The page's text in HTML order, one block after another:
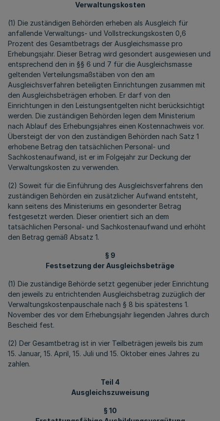
Verwaltungskosten
(1) Die zuständigen Behörden erheben als Ausgleich für
anfallende Verwaltungs- und Vollstreckungskosten 0,6
Prozent des Gesamtbetrags der Ausgleichsmasse pro
Erhebungsjahr. Dieser Betrag wird gesondert ausgewiesen und
entsprechend den in §§ 6 und 7 für die Ausgleichsmasse
geltenden Verteilungsmaßstäben von den am
Ausgleichsverfahren beteiligten Einrichtungen zusammen mit
den Ausgleichsbeträgen erhoben. Er darf von den
Einrichtungen in den Leistungsentgelten nicht berücksichtigt
werden. Die zuständigen Behörden legen dem Ministerium
nach Ablauf des Erhebungsjahres einen Kostennachweis vor.
Übersteigt der von den zuständigen Behörden nach Satz 1
erhobene Betrag den tatsächlichen Personal- und
Sachkostenaufwand, ist er im Folgejahr zur Deckung der
Verwaltungskosten zu verwenden.
(2) Soweit für die Einführung des Ausgleichsverfahrens den
zuständigen Behörden ein zusätzlicher Aufwand entsteht,
kann seitens des Ministeriums ein gesonderter Betrag
festgesetzt werden. Dieser orientiert sich an dem
tatsächlichen Personal- und Sachkostenaufwand und erhöht
den Betrag gemäß Absatz 1.
§ 9
Festsetzung der Ausgleichsbeträge
(1) Die zuständige Behörde setzt gegenüber jeder Einrichtung
den jeweils zu entrichtenden Ausgleichsbetrag zuzüglich der
Verwaltungskostenpauschale nach § 8 bis spätestens 1.
November des vor dem Erhebungsjahr liegenden Jahres durch
Bescheid fest.
(2) Der Gesamtbetrag ist in vier Teilbeträgen jeweils bis zum
15. Januar, 15. April, 15. Juli und 15. Oktober eines Jahres zu
zahlen.
Teil 4
Ausgleichszuweisung
§ 10